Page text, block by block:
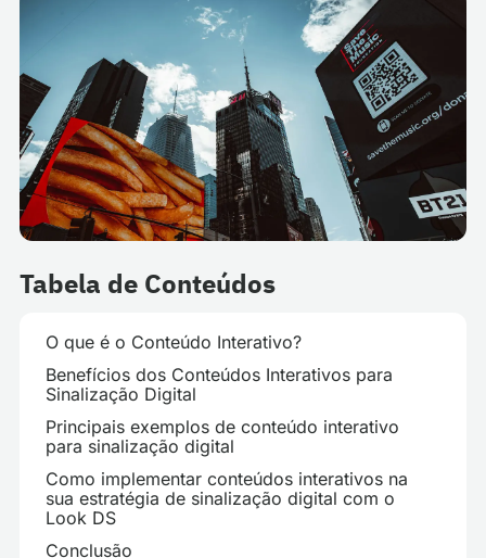
Tabela de Conteúdos
O que é o Conteúdo Interativo?
Benefícios dos Conteúdos Interativos para
Sinalização Digital
Principais exemplos de conteúdo interativo
para sinalização digital
Como implementar conteúdos interativos na
sua estratégia de sinalização digital com o
Look DS
Conclusão